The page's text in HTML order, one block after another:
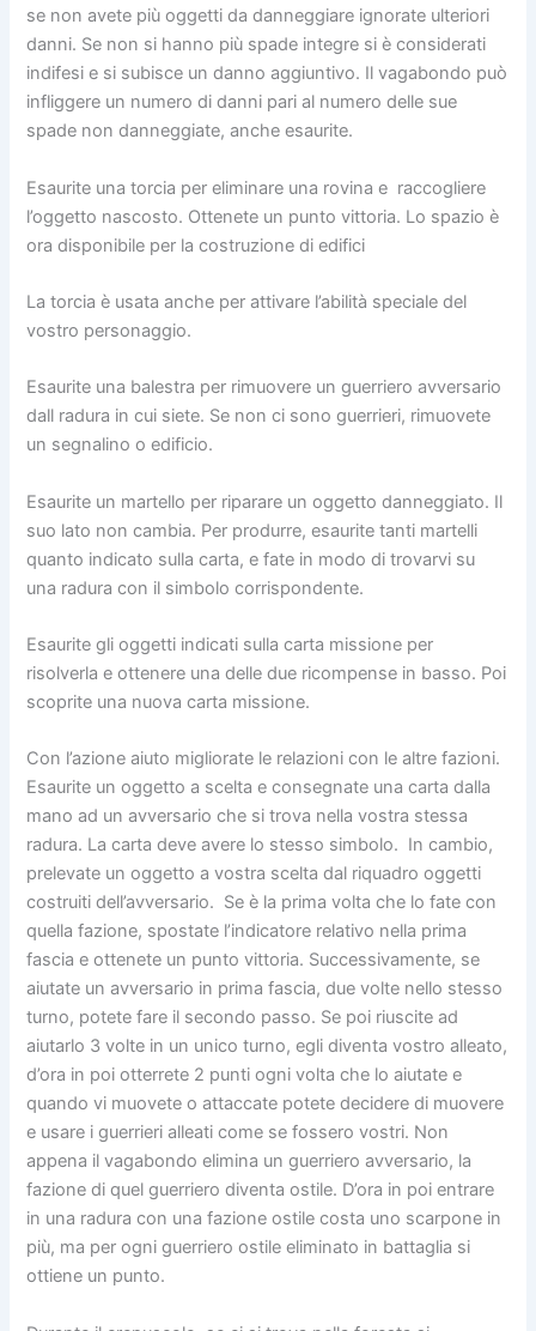
se non avete più oggetti da danneggiare ignorate ulteriori
danni. Se non si hanno più spade integre si è considerati
indifesi e si subisce un danno aggiuntivo. Il vagabondo può
infliggere un numero di danni pari al numero delle sue
spade non danneggiate, anche esaurite.
Esaurite una torcia per eliminare una rovina e raccogliere
l’oggetto nascosto. Ottenete un punto vittoria. Lo spazio è
ora disponibile per la costruzione di edifici
La torcia è usata anche per attivare l’abilità speciale del
vostro personaggio.
Esaurite una balestra per rimuovere un guerriero avversario
dall radura in cui siete. Se non ci sono guerrieri, rimuovete
un segnalino o edificio.
Esaurite un martello per riparare un oggetto danneggiato. Il
suo lato non cambia. Per produrre, esaurite tanti martelli
quanto indicato sulla carta, e fate in modo di trovarvi su
una radura con il simbolo corrispondente.
Esaurite gli oggetti indicati sulla carta missione per
risolverla e ottenere una delle due ricompense in basso. Poi
scoprite una nuova carta missione.
Con l’azione aiuto migliorate le relazioni con le altre fazioni.
Esaurite un oggetto a scelta e consegnate una carta dalla
mano ad un avversario che si trova nella vostra stessa
radura. La carta deve avere lo stesso simbolo. In cambio,
prelevate un oggetto a vostra scelta dal riquadro oggetti
costruiti dell’avversario. Se è la prima volta che lo fate con
quella fazione, spostate l’indicatore relativo nella prima
fascia e ottenete un punto vittoria. Successivamente, se
aiutate un avversario in prima fascia, due volte nello stesso
turno, potete fare il secondo passo. Se poi riuscite ad
aiutarlo 3 volte in un unico turno, egli diventa vostro alleato,
d’ora in poi otterrete 2 punti ogni volta che lo aiutate e
quando vi muovete o attaccate potete decidere di muovere
e usare i guerrieri alleati come se fossero vostri. Non
appena il vagabondo elimina un guerriero avversario, la
fazione di quel guerriero diventa ostile. D’ora in poi entrare
in una radura con una fazione ostile costa uno scarpone in
più, ma per ogni guerriero ostile eliminato in battaglia si
ottiene un punto.